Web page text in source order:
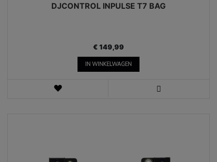
DJCONTROL INPULSE T7 BAG
€ 149,99
IN WINKELWAGEN
VERLANGLIJST